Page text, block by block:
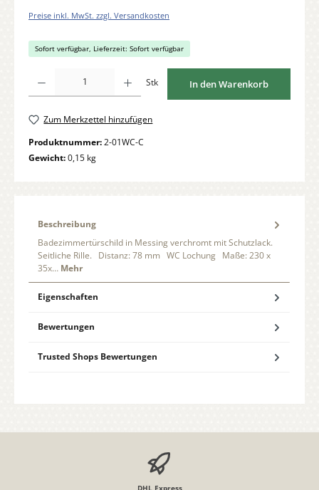
Preise inkl. MwSt. zzgl. Versandkosten
Sofort verfügbar, Lieferzeit: Sofort verfügbar
Stk In den Warenkorb
Zum Merkzettel hinzufügen
Produktnummer:2-01WC-C
Gewicht:0,15 kg
Beschreibung
Badezimmertürschild in Messing verchromt mit Schutzlack.
Seitliche Rille. Distanz: 78 mm WC Lochung Maße: 230 x
35x… Mehr
Eigenschaften
Bewertungen
Trusted Shops Bewertungen
DHL Express